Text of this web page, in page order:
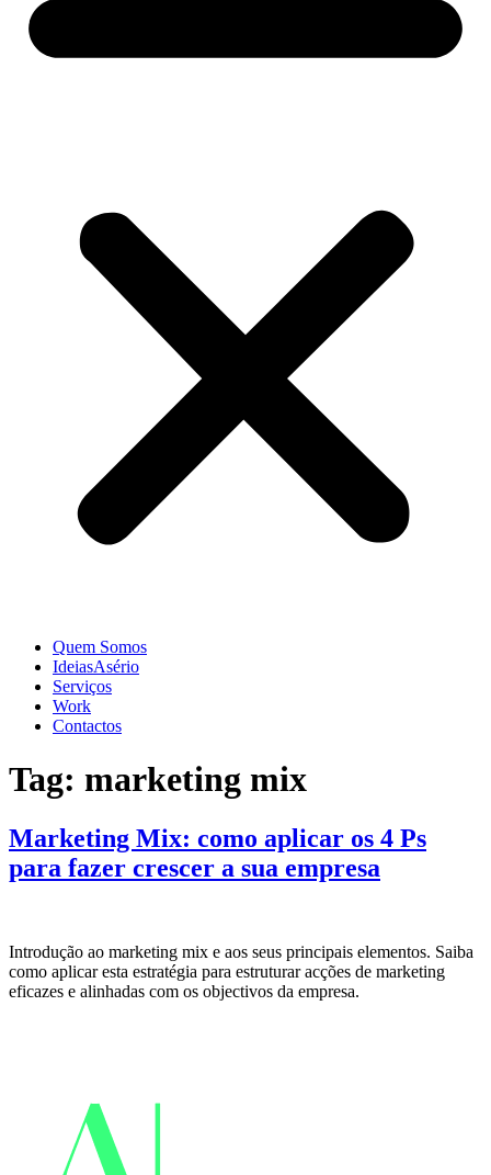
Quem Somos
IdeiasAsério
Serviços
Work
Contactos
Tag: marketing mix
Marketing Mix: como aplicar os 4 Ps
para fazer crescer a sua empresa
Introdução ao marketing mix e aos seus principais elementos. Saiba
como aplicar esta estratégia para estruturar acções de marketing
eficazes e alinhadas com os objectivos da empresa.